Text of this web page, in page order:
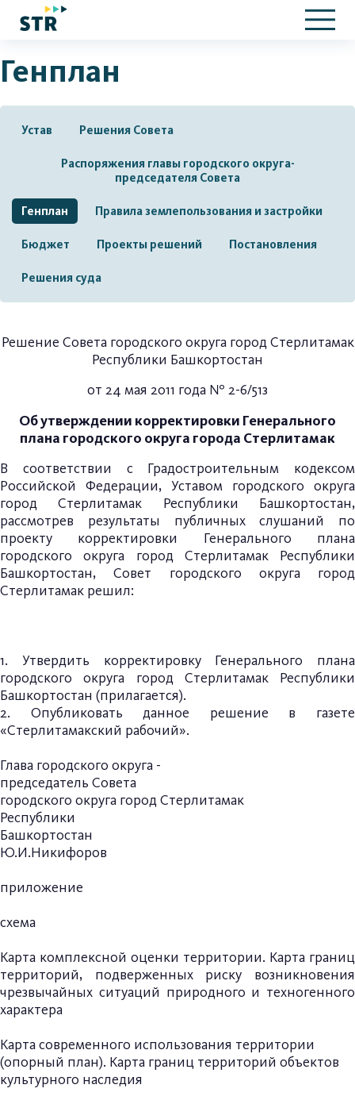
Генплан
Устав Решения Совета
Распоряжения главы городского округа-
председателя Совета
Генплан Правила землепользования и застройки
Бюджет Проекты решений Постановления
Решения суда
Решение Совета городского округа город Стерлитамак
Республики Башкортостан
от 24 мая 2011 года № 2-6/51з
Об утверждении корректировки Генерального
плана городского округа города Стерлитамак
В соответствии с Градостроительным кодексом
Российской Федерации, Уставом городского округа
город Стерлитамак Республики Башкортостан,
рассмотрев результаты публичных слушаний по
проекту корректировки Генерального плана
городского округа город Стерлитамак Республики
Башкортостан, Совет городского округа город
Стерлитамак решил:
1. Утвердить корректировку Генерального плана
городского округа город Стерлитамак Республики
Башкортостан (прилагается).
2. Опубликовать данное решение в газете
«Стерлитамакский рабочий».
Глава городского округа -
председатель Совета
городского округа город Стерлитамак
Республики
Ю.И.Никифоров
приложение
схема
Карта комплексной оценки территории. Карта границ
территорий, подверженных риску возникновения
чрезвычайных ситуаций природного и техногенного
характера
Карта современного использования территории
(опорный план). Карта границ территорий объектов
культурного наследия